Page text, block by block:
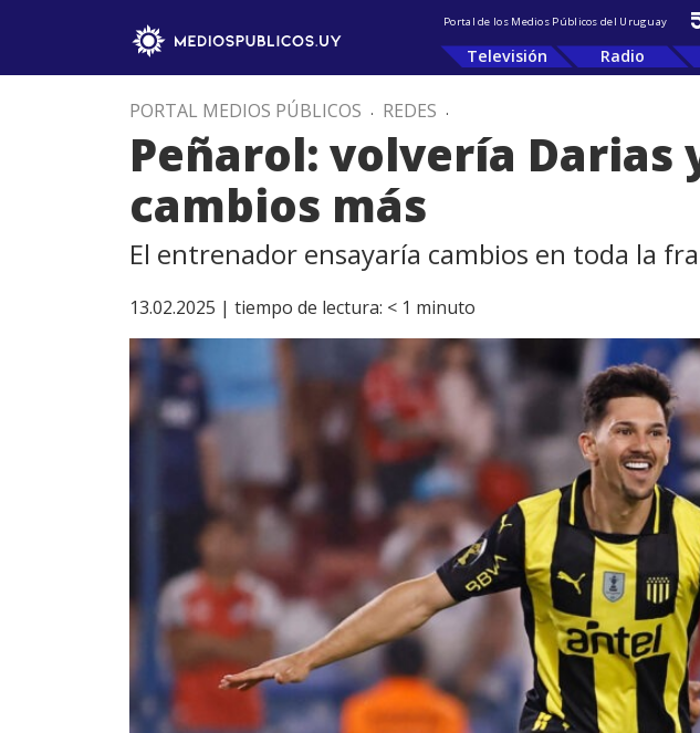
Portal de los Medios Públicos del Uruguay
Televisión Radio
PORTAL MEDIOS PÚBLICOS . REDES .
Peñarol: volvería Darias
cambios más
El entrenador ensayaría cambios en toda la
13.02.2025 | tiempo de lectura: < 1 minuto